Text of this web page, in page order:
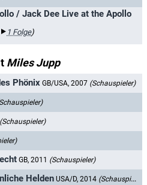
/ Jack Dee Live at the Apollo
1 Folge)
Miles Jupp
Phönix GB/USA, 2007 (Schauspieler)
(Schauspieler)
GB, 2011 (Schauspieler)
Helden USA/D, 2014 (Schauspieler)